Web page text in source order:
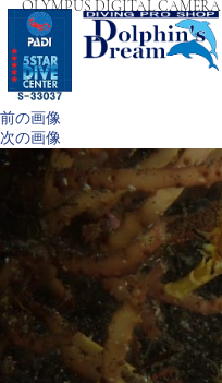
前の画像
次の画像
OLYMPUS DIGITAL CAMERA